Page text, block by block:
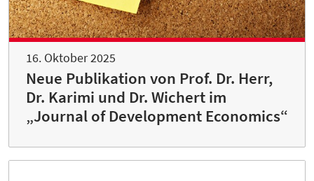
16. Oktober 2025
Neue Publikation von Prof. Dr. Herr,
Dr. Karimi und Dr. Wichert im
„Journal of Development Economics“